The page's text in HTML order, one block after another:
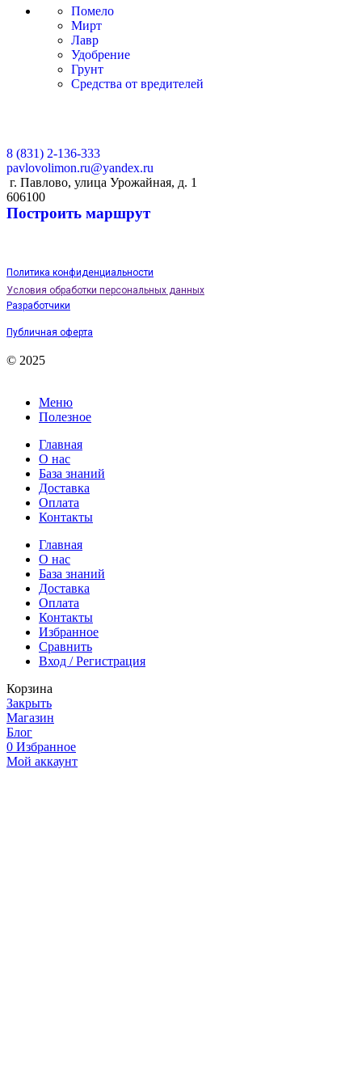
Помело
Мирт
Лавр
Удобрение
Грунт
Средства от вредителей
8 (831) 2-136-333
pavlovolimon.ru@yandex.ru
г. Павлово, улица Урожайная, д. 1
606100
Построить маршрут
Политика конфиденциальности
Условия обработки персональных данных
Разработчики
Публичная оферта
© 2025
Меню
Полезное
Главная
О нас
База знаний
Доставка
Оплата
Контакты
Главная
О нас
База знаний
Доставка
Оплата
Контакты
Избранное
Сравнить
Вход / Регистрация
Корзина
Закрыть
Магазин
Блог
0 Избранное
Мой аккаунт